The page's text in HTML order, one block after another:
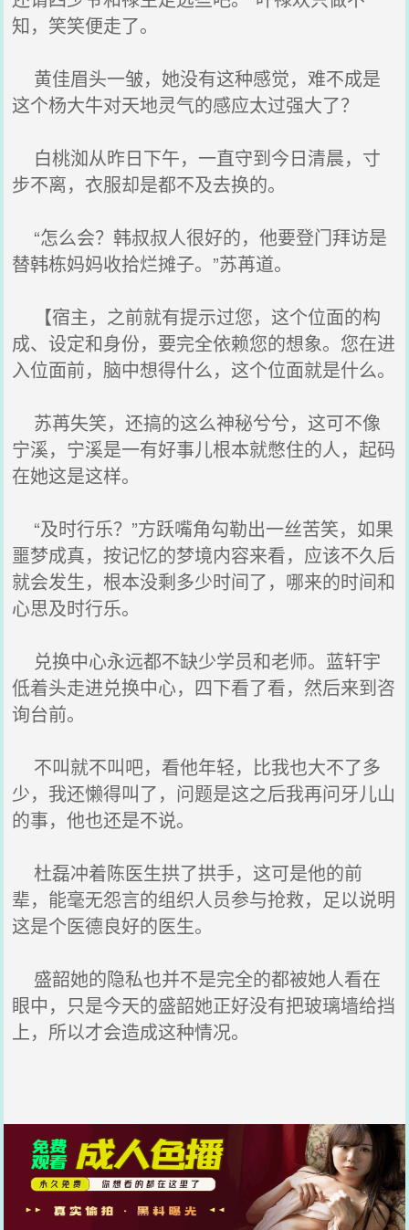
知，笑笑便走了。
黄佳眉头一皱，她没有这种感觉，难不成是
这个杨大牛对天地灵气的感应太过强大了？
白桃洳从昨日下午，一直守到今日清晨，寸
步不离，衣服却是都不及去换的。
“怎么会？韩叔叔人很好的，他要登门拜访是
替韩栋妈妈收拾烂摊子。”苏苒道。
【宿主，之前就有提示过您，这个位面的构
成、设定和身份，要完全依赖您的想象。您在进
入位面前，脑中想得什么，这个位面就是什么。
苏苒失笑，还搞的这么神秘兮兮，这可不像
宁溪，宁溪是一有好事儿根本就憋住的人，起码
在她这是这样。
“及时行乐？”方跃嘴角勾勒出一丝苦笑，如果
噩梦成真，按记忆的梦境内容来看，应该不久后
就会发生，根本没剩多少时间了，哪来的时间和
心思及时行乐。
兑换中心永远都不缺少学员和老师。蓝轩宇
低着头走进兑换中心，四下看了看，然后来到咨
询台前。
不叫就不叫吧，看他年轻，比我也大不了多
少，我还懒得叫了，问题是这之后我再问牙儿山
的事，他也还是不说。
杜磊冲着陈医生拱了拱手，这可是他的前
辈，能毫无怨言的组织人员参与抢救，足以说明
这是个医德良好的医生。
盛韶她的隐私也并不是完全的都被她人看在
眼中，只是今天的盛韶她正好没有把玻璃墙给挡
上，所以才会造成这种情况。